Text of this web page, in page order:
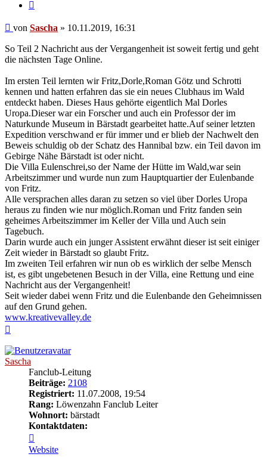
Beitrag
von Sascha » 10.11.2019, 16:31
So Teil 2 Nachricht aus der Vergangenheit ist soweit fertig und geht
die nächsten Tage Online.
Im ersten Teil lernten wir Fritz,Dorle,Roman Götz und Schrotti
kennen und hatten erfahren das sie ein neues Clubhaus im Wald
entdeckt haben. Dieses Haus gehörte eigentlich Mal Dorles
Uropa.Dieser war ein Forscher und auch ein Professor der im
Naturkunde Museum in Bärstadt gearbeitet hatte.Auf seiner letzten
Expedition verschwand er für immer und er blieb der Nachwelt den
Beweis schuldig ob der Schatz des Hannibal bzw. ein Teil davon im
Gebirge Nähe Bärstadt ist oder nicht.
Die Villa Eulenschrei,so der Name der Hütte im Wald,war sein
Arbeitszimmer und wurde nun zum Hauptquartier der Eulenbande
von Fritz.
Alle versprachen alles daran zu setzen so viel über Dorles Uropa
heraus zu finden wie nur möglich.Roman und Fritz fanden sein
geheimes Arbeitszimmer im Keller der Villa und Auch sein
Tagebuch.
Darin wurde auch ein junger Assistent erwähnt dieser ist seit einiger
Zeit wieder in Bärstadt so glaubt Fritz.
Im zweiten Teil erfahren wir nun ob es wirklich der selbe Mensch
ist, es gibt ungebetenen Besuch in der Villa, eine Rettung und eine
Nachricht aus der Vergangenheit!
Seit wieder dabei wenn Fritz und die Eulenbande den Geheimnissen
auf den Grund gehen.
www.kreativevalley.de
Sascha
Fanclub-Leitung
Beiträge: 2108
Registriert: 11.07.2008, 19:54
Rang: Löwenzahn Fanclub Leiter
Wohnort: bärstadt
Kontaktdaten:
von
Sascha
Website